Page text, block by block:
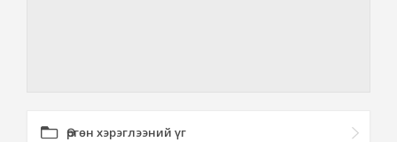
Өргөн хэрэглээний үг